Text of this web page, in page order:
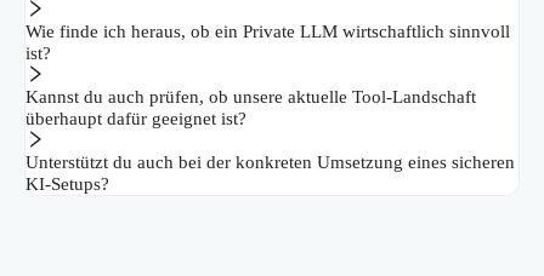
Wie finde ich heraus, ob ein Private LLM wirtschaftlich sinnvoll
ist?
Kannst du auch prüfen, ob unsere aktuelle Tool-Landschaft
überhaupt dafür geeignet ist?
Unterstützt du auch bei der konkreten Umsetzung eines sicheren
KI-Setups?